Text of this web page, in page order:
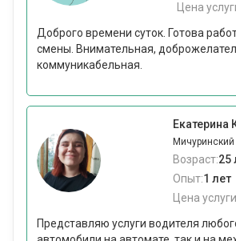
Цена
Доброго времени суток. Готова
смены. Внимательная,
коммуникабельная.
Екатерина
Мичуринский
Возраст:25
Опыт:1 лет
Цена
Представляю услуги водителя